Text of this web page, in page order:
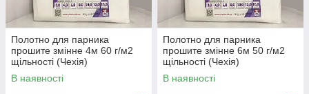
Полотно для парника
прошите змінне 4м 60 г/м2
щільності (Чехія)
В наявності
Полотно для парника
прошите змінне 6м 50 г/м2
щільності (Чехія)
В наявності